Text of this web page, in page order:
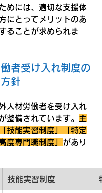
めには、適切な支援体
にとってメリットのあ
ることが求められま
者受け入れ制度の
針
人材労働者を受け入れ
整備されています。 主
技能実習制度」「特定
度専門職制度」 があり
技能実習制度